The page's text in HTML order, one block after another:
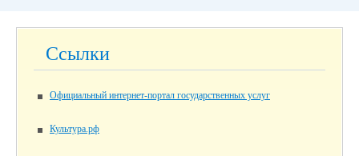
Ссылки
Официальный интернет-портал государственных услуг
Культура.рф